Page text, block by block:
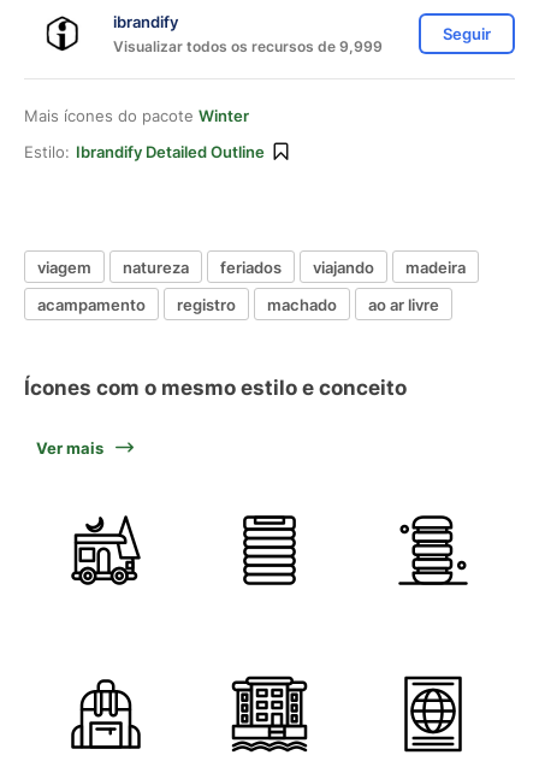
ibrandify
Visualizar todos os recursos de 9,999
Seguir
Mais ícones do pacote Winter
Estilo: Ibrandify Detailed Outline
viagem natureza feriados viajando
madeira
acampamento
registro machado ao ar livre
Ícones com o mesmo estilo e conceito
Ver mais